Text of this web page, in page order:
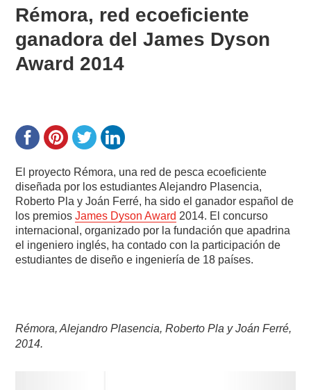
Rémora, red ecoeficiente
ganadora del James Dyson
Award 2014
El proyecto Rémora, una red de pesca ecoeficiente
diseñada por los estudiantes Alejandro Plasencia,
Roberto Pla y Joán Ferré, ha sido el ganador español de
los premiosJames Dyson Award 2014. El concurso
internacional, organizado por la fundación que apadrina
el ingeniero inglés, ha contado con la participación de
estudiantes de diseño e ingeniería de 18 países.
Rémora, Alejandro Plasencia, Roberto Pla y Joán Ferré,
2014.